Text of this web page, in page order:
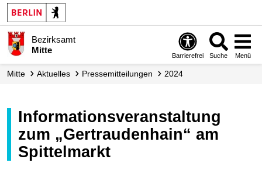
Bezirksamt
Mitte
Barrierefrei Suche Menü
Mitte Aktuelles Presse­mitteilungen 2024
Informationsveranstaltung
zum „Gertraudenhain“ am
Spittelmarkt